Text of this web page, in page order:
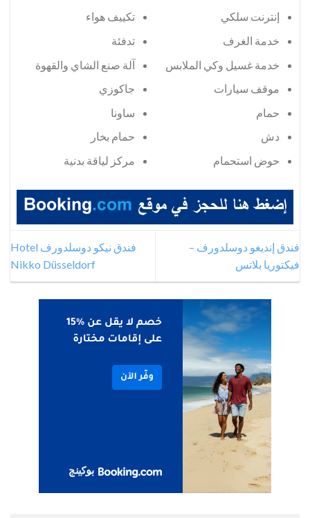
إنترنت سلكي
خدمة الغرف
خدمة غسيل وكي الملابس
موقف سيارات
حمام
دش
حوض استحمام
تكييف هواء
تدفئة
آلة صنع الشاي والقهوة
جاكوزي
ساونا
حمام بخار
مركز لياقة بدنية
فندق إنديغو دوسلدورف –
فيكتوريا بلاتس
فندق نيكو دوسلدورف Hotel
Nikko Düsseldorf